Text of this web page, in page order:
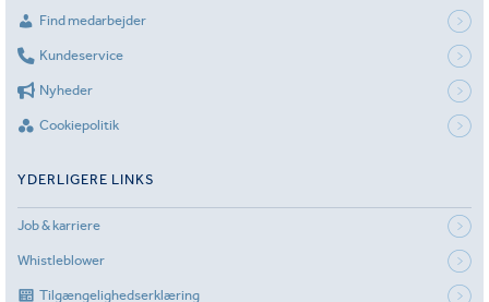
Find medarbejder
Kundeservice
Nyheder
Cookiepolitik
YDERLIGERE LINKS
Job & karriere
Whistleblower
Tilgængelighedserklæring